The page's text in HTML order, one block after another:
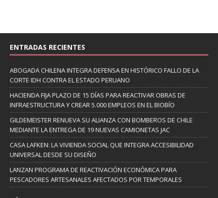
ENTRADAS RECIENTES
ABOGADA CHILENA INTEGRA DEFENSA EN HISTÓRICO FALLO DE LA
CORTE IDH CONTRA EL ESTADO PERUANO
HACIENDA FIJA PLAZO DE 15 DÍAS PARA REACTIVAR OBRAS DE
INFRAESTRUCTURA Y CREAR 5.000 EMPLEOS EN EL BIOBÍO
GILDEMEISTER RENUEVA SU ALIANZA CON BOMBEROS DE CHILE
MEDIANTE LA ENTREGA DE 19 NUEVAS CAMIONETAS JAC
CASA LAFKEN: LA VIVIENDA SOCIAL QUE INTEGRA ACCESIBILIDAD
UNIVERSAL DESDE SU DISEÑO
LANZAN PROGRAMA DE REACTIVACIÓN ECONÓMICA PARA
PESCADORES ARTESANALES AFECTADOS POR TEMPORALES